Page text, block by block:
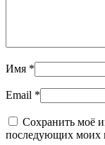
Имя *
Email *
Сохранить моё
последующих моих